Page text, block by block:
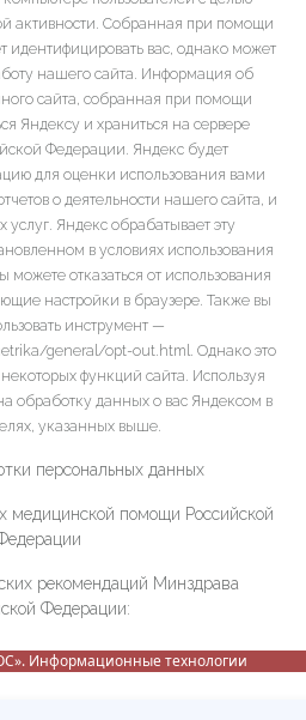
активности. Собранная при помощи
вас, однако может
нашего сайта. Информация об
сайта, собранная при помощи
Яндексу и храниться на сервере
Федерации. Яндекс будет
для оценки использования вами
о деятельности нашего сайта, и
услуг. Яндекс обрабатывает эту
в условиях использования
отказаться от использования
настройки в браузере. Также вы
инструмент —
general/opt-out.html. Однако это
функций сайта. Используя
обработку данных о вас Яндексом в
указанных выше.
персональных данных
медицинской помощи Российской
рекомендаций Минздрава
Федерации:
Информационные технологии